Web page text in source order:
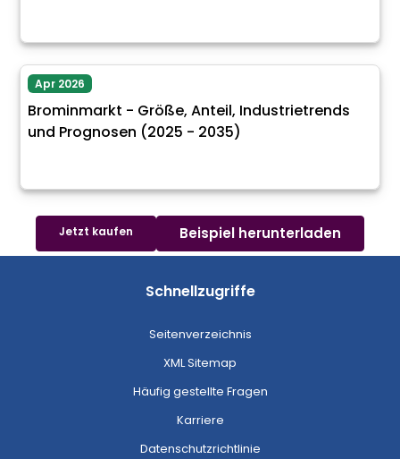
Apr 2026
Brominmarkt - Größe, Anteil, Industrietrends
und Prognosen (2025 - 2035)
Jetzt kaufen Beispiel herunterladen
Schnellzugriffe
Seitenverzeichnis
XML Sitemap
Häufig gestellte Fragen
Karriere
Datenschutzrichtlinie